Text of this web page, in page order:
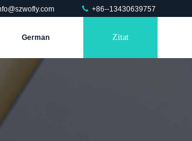
+86--13430639757
German Zitat